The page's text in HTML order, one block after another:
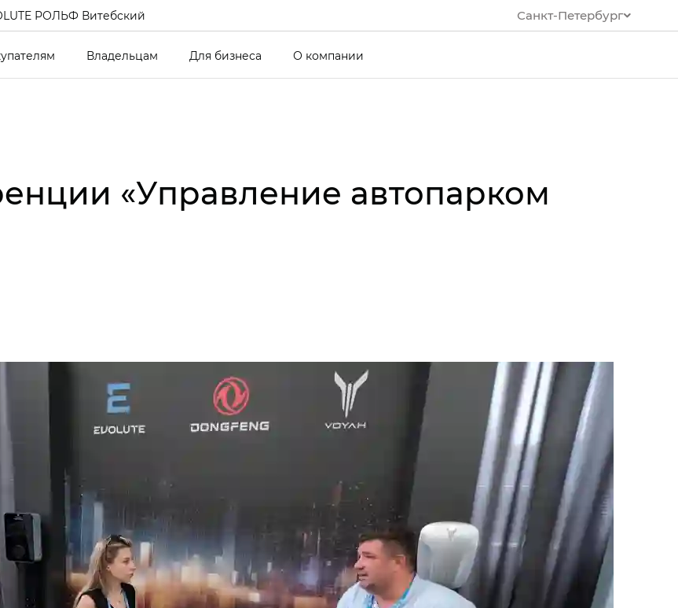
Санкт-Петербург
РОЛЬФ Витебский
Владельцам Для бизнеса О компании
«Управление автопарком